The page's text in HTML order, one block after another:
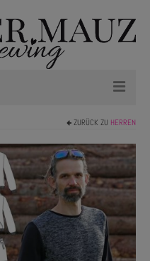
ZURÜCK ZU HERREN